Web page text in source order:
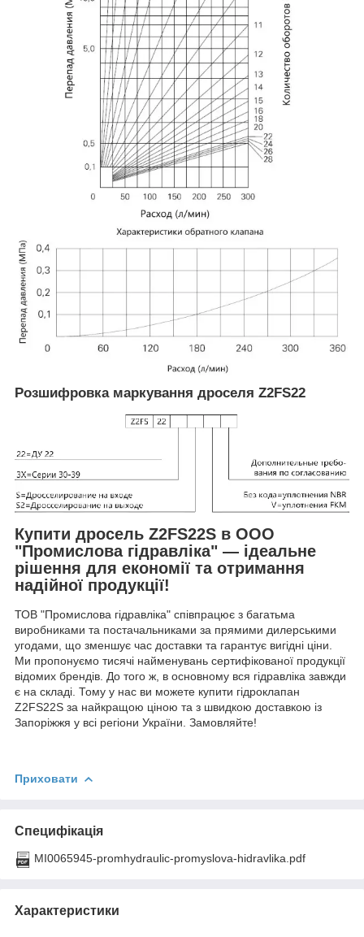
Розшифровка маркування дроселя Z2FS22
Купити дросель Z2FS22S в ООО
"Промислова гідравліка" — ідеальне
рішення для економії та отримання
надійної продукції!
ТОВ "Промислова гідравліка" співпрацює з багатьма
виробниками та постачальниками за прямими дилерськими
угодами, що зменшує час доставки та гарантує вигідні ціни.
Ми пропонуємо тисячі найменувань сертифікованої продукції
відомих брендів. До того ж, в основному вся гідравліка завжди
є на складі. Тому у нас ви можете купити гідроклапан
Z2FS22S за найкращою ціною та з швидкою доставкою із
Запоріжжя у всі регіони України. Замовляйте!
Приховати
Специфікація
MI0065945-promhydraulic-promyslova-hidravlika.pdf
Характеристики